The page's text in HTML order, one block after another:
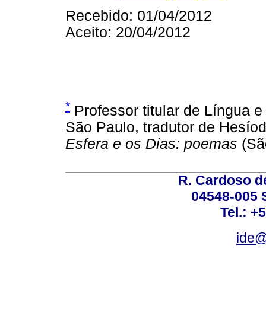
Recebido: 01/04/2012
Aceito: 20/04/2012
* Professor titular de Língua
São Paulo, tradutor de
Esfera e os Dias: poemas
R. Cardoso
04548-005
Tel.: